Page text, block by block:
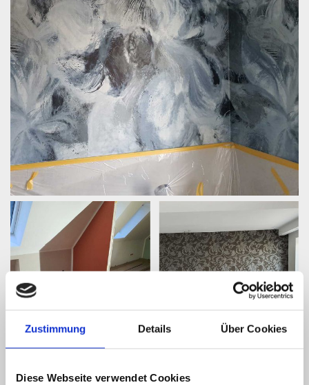
Zustimmung Details Über Cookies
Diese Webseite verwendet Cookies